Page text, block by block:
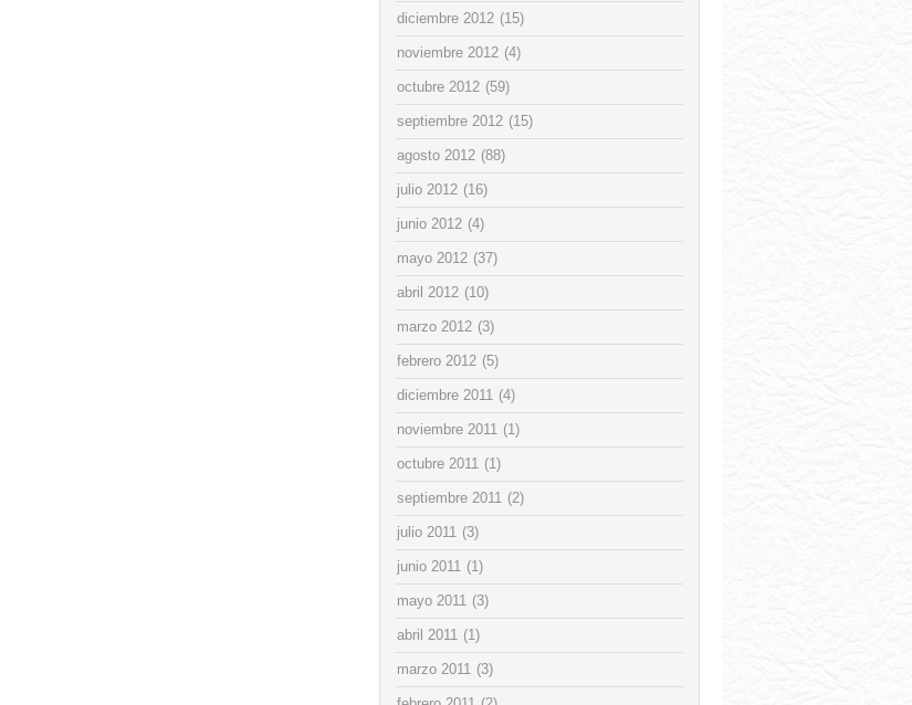
diciembre 2012 (15)
noviembre 2012 (4)
octubre 2012 (59)
septiembre 2012 (15)
agosto 2012 (88)
julio 2012 (16)
junio 2012 (4)
mayo 2012 (37)
abril 2012 (10)
marzo 2012 (3)
febrero 2012 (5)
diciembre 2011 (4)
noviembre 2011 (1)
octubre 2011 (1)
septiembre 2011 (2)
julio 2011 (3)
junio 2011 (1)
mayo 2011 (3)
abril 2011 (1)
marzo 2011 (3)